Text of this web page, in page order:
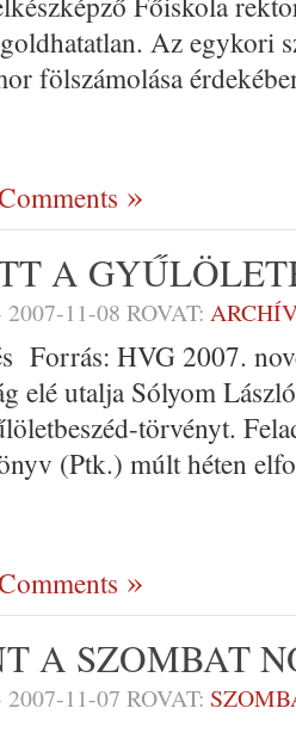
Az egykori
fölszámolása
A
2007-11-08 ROVAT:
Forrás: HVG 2007.
elé utalja Sólyom
törvényt.
(Ptk.) múlt héten
A SZOMBAT
2007-11-07 ROVAT: